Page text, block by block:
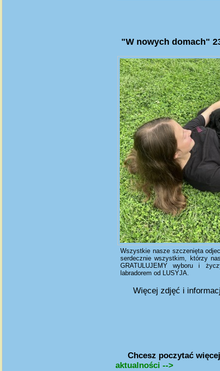
"W nowych domach"
Wszystkie nasze szczenięta
serdecznie wszystkim, którzy
GRATULUJEMY wyboru i
labradorem od LUSYJA.
Więcej zdjęć i
Chcesz poczytać
aktualności -->